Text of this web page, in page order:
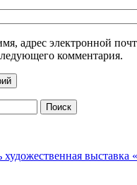
адрес электронной
комментария.
художественная